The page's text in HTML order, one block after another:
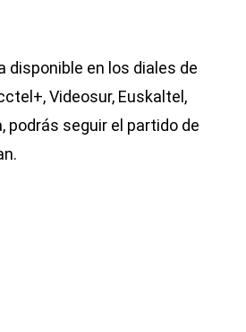
disponible en los diales de
Videosur, Euskaltel,
podrás seguir el partido de